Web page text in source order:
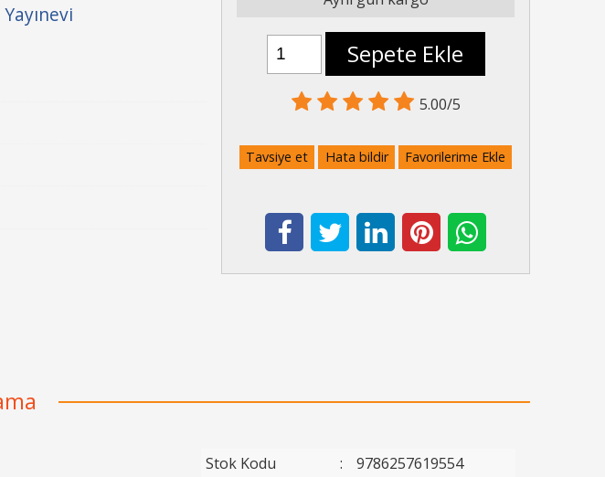
Sepete Ekle
5.00/5
Tavsiye et Hata bildir Favorilerime Ekle
Stok Kodu :
9786257619554